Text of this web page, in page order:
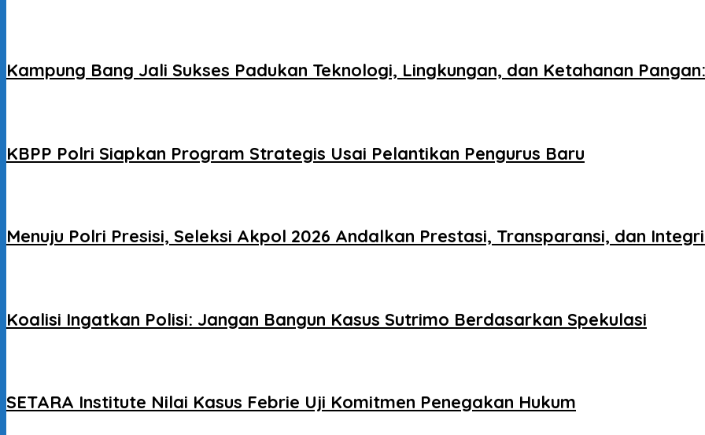
Kampung Bang Jali Sukses Padukan Teknologi, Lingkungan, dan Ketahanan
KBPP Polri Siapkan Program Strategis Usai Pelantikan Pengurus Baru
Menuju Polri Presisi, Seleksi Akpol 2026 Andalkan Prestasi, Transparansi, dan
Koalisi Ingatkan Polisi: Jangan Bangun Kasus Sutrimo Berdasarkan Spekulasi
SETARA Institute Nilai Kasus Febrie Uji Komitmen Penegakan Hukum